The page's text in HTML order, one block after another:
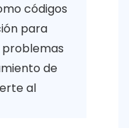
códigos
para
de
al